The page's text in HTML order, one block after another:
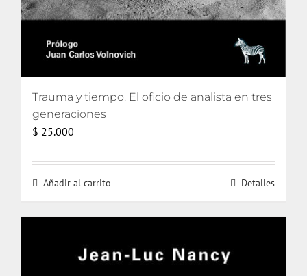
Trauma y tiempo. El oficio de analista en tres
generaciones
$ 25.000
Añadir al carrito Detalles